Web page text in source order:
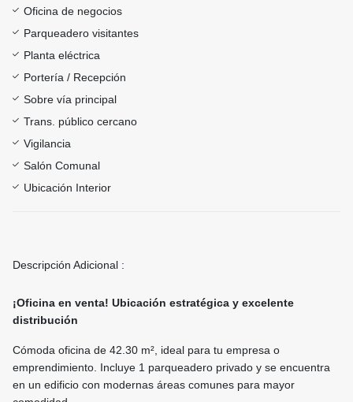
Oficina de negocios
Parqueadero visitantes
Planta eléctrica
Portería / Recepción
Sobre vía principal
Trans. público cercano
Vigilancia
Salón Comunal
Ubicación Interior
Descripción Adicional :
¡Oficina en venta! Ubicación estratégica y excelente
distribución
Cómoda oficina de 42.30 m², ideal para tu empresa o
emprendimiento. Incluye 1 parqueadero privado y se encuentra
en un edificio con modernas áreas comunes para mayor